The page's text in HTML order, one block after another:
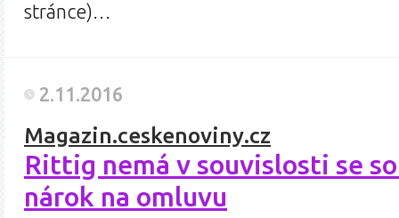
stránce)…
2.11.2016
Magazin.ceskenoviny.cz
Rittig nemá v souvislosti se
nárok na omluvu